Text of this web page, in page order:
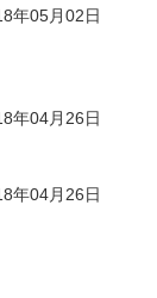
年05月02日
年04月26日
年04月26日